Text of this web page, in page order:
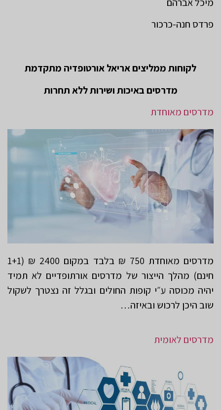
פרדס חנה-כרכור
לקוחות ממליצים אריאל אורטופדיה מתקדמת
מדרסים באיכות ושירות ללא תחרות
מדרסים מאוחדת
מדרסים מאוחדת 750 ₪ בלבד במקום 2400 ₪ (1+1
חינם) מהלך הייצור של מדרסים אורתופדיים לא תמיד
יהיה מכוסה ע״י קופות החולים ובגלל זה נצטרך לשקול
שוב היכן לרכוש ובאיזה…
מדרסים לאומית